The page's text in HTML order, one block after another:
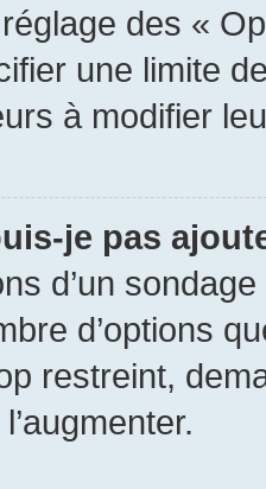
des «
une limite
à modifier
je pas
d’un
d’options
restreint,